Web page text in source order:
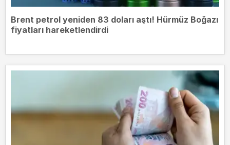
Brent petrol yeniden 83 doları aştı! Hürmüz Boğazı
fiyatları hareketlendirdi